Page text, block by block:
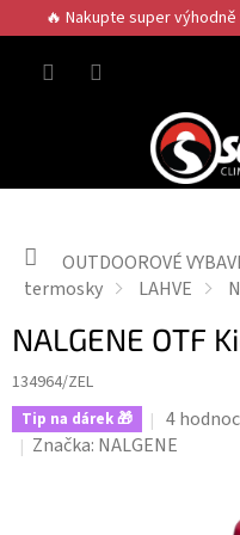
na
obsah
🔥 Nakupte super
Domů
OUTDOOROVÉ
termosky
LAHVE
NALGENE OTF
134964/ZEL
Tip na dárek 🎁
hodnocení
4
Značka: NALGENE